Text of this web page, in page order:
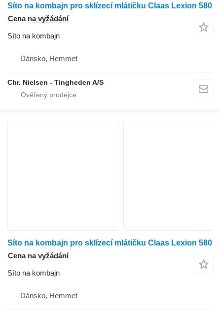
Síto na kombajn pro sklízecí mlátičku Claas Lexion 580
Cena na vyžádání
Síto na kombajn
Dánsko, Hemmet
Chr. Nielsen - Tingheden A/S
Síto na kombajn pro sklízecí mlátičku Claas Lexion 580
Cena na vyžádání
Síto na kombajn
Dánsko, Hemmet